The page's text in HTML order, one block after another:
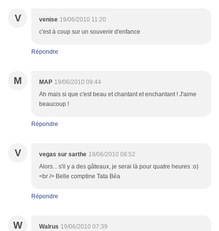
V venise 19/06/2010 11:20
c'est à coup sur un souvenir d'enfance
Répondre
M MAP 19/06/2010 09:44
Ah mais si que c'est beau et chantant et enchantant ! J'aime
beaucoup !
Répondre
V vegas sur sarthe 19/06/2010 08:52
Alors... s'il y a des gâteaux, je serai là pour quatre heures :o)
<br /> Belle comptine Tata Béa
Répondre
W Walrus 19/06/2010 07:39